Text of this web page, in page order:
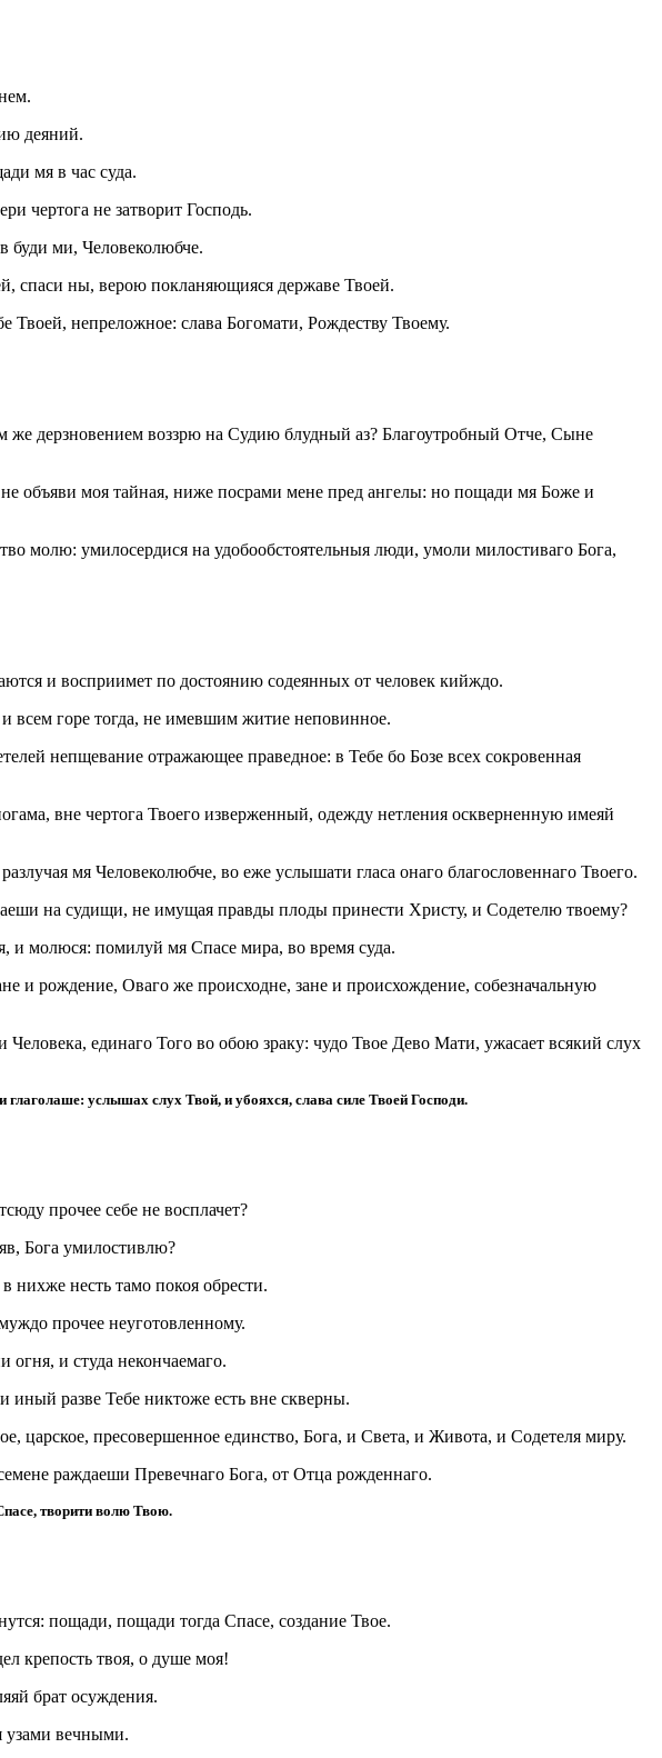
деяний.
мя в час суда.
чертога не затворит Господь.
буди ми, Человеколюбче.
спаси ны, верою покланяющияся державе Твоей.
непреложное: слава Богомати, Рождеству Твоему.
дерзновением воззрю на Судию блудный аз? Благоутробный Отче, Сыне
объяви моя тайная, ниже посрами мене пред ангелы: но пощади мя Боже и
молю: умилосердися на удобообстоятельныя люди, умоли милостиваго Бога,
и восприимет по достоянию содеянных от человек кийждо.
всем горе тогда, не имевшим житие неповинное.
непщевание отражающее праведное: в Тебе бо Бозе всех сокровенная
вне чертога Твоего изверженный, одежду нетления оскверненную имеяй
мя Человеколюбче, во еже услышати гласа онаго благословеннаго Твоего.
на судищи, не имущая правды плоды принести Христу, и Содетелю твоему?
и молюся: помилуй мя Спасе мира, во время суда.
и рождение, Оваго же происходне, зане и происхождение, собезначальную
единаго Того во обою зраку: чудо Твое Дево Мати, ужасает всякий слух
услышах слух Твой, и убояхся, слава силе Твоей Господи.
прочее себе не восплачет?
Бога умилостивлю?
нихже несть тамо покоя обрести.
прочее неуготовленному.
и студа некончаемаго.
разве Тебе никтоже есть вне скверны.
царское, пресовершенное единство, Бога, и Света, и Живота, и Содетеля миру.
раждаеши Превечнаго Бога, от Отца рожденнаго.
творити волю Твою.
пощади, пощади тогда Спасе, создание Твое.
крепость твоя, о душе моя!
брат осуждения.
узами вечными.